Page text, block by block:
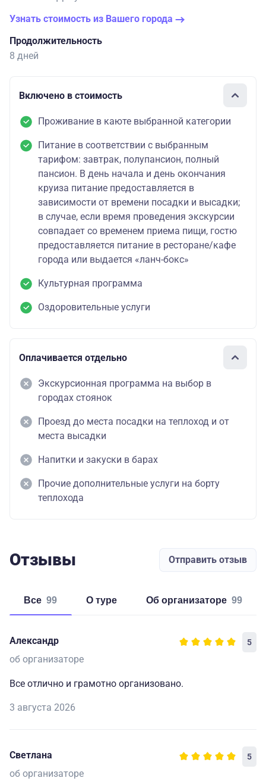
Узнать стоимость из Вашего города
Продолжительность
8 дней
Включено в стоимость
Проживание в каюте выбранной категории
Питание в соответствии с выбранным
тарифом: завтрак, полупансион, полный
пансион. В день начала и день окончания
круиза питание предоставляется в
зависимости от времени посадки и высадки;
в случае, если время проведения экскурсии
совпадает со временем приема пищи, гостю
предоставляется питание в ресторане/кафе
города или выдается «ланч-бокс»
Культурная программа
Оздоровительные услуги
Оплачивается отдельно
Экскурсионная программа на выбор в
городах стоянок
Проезд до места посадки на теплоход и от
места высадки
Напитки и закуски в барах
Прочие дополнительные услуги на борту
теплохода
Отзывы Отправить отзыв
Все 99 о туре об организаторе 99
Александр 5
об организаторе
Все отлично и грамотно организовано.
3 августа 2026
Светлана 5
об организаторе